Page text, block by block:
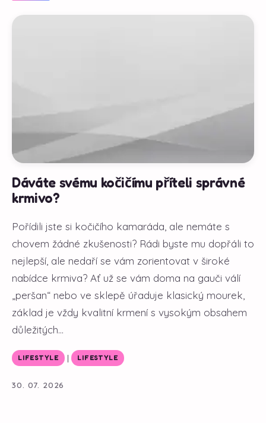
Dáváte svému kočičímu příteli správné
krmivo?
Pořídili jste si kočičího kamaráda, ale nemáte s
chovem žádné zkušenosti? Rádi byste mu dopřáli to
nejlepší, ale nedaří se vám zorientovat v široké
nabídce krmiva? Ať už se vám doma na gauči válí
„peršan“ nebo ve sklepě úřaduje klasický mourek,
základ je vždy kvalitní krmení s vysokým obsahem
důležitých...
LIFESTYLE | LIFESTYLE
30. 07. 2026